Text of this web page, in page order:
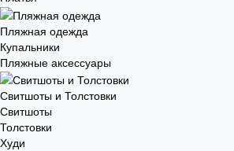
Пляжная одежда
Купальники
Пляжные аксессуары
Свитшоты и Толстовки
Свитшоты
Толстовки
Худи